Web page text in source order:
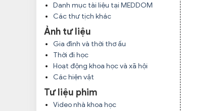
Danh mục tài liệu tại MEDDOM
Các thư tịch khác
Ảnh tư liệu
Gia đình và thời thơ ấu
Thời đi học
Hoạt động khoa học và xã hội
Các hiện vật
Tư liệu phim
Video nhà khoa học